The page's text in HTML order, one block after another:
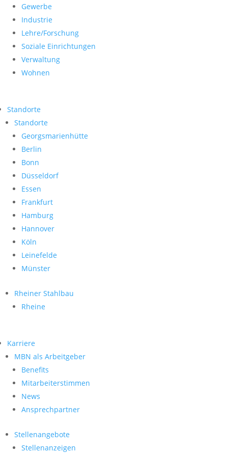
Gewerbe
Industrie
Lehre/Forschung
Soziale Einrichtungen
Verwaltung
Wohnen
Standorte
Standorte
Georgsmarienhütte
Berlin
Bonn
Düsseldorf
Essen
Frankfurt
Hamburg
Hannover
Köln
Leinefelde
Münster
Rheiner Stahlbau
Rheine
Karriere
MBN als Arbeitgeber
Benefits
Mitarbeiterstimmen
News
Ansprechpartner
Stellenangebote
Stellenanzeigen